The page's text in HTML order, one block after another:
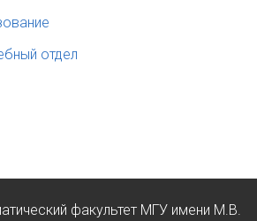
отдел
факультет МГУ имени М.В.